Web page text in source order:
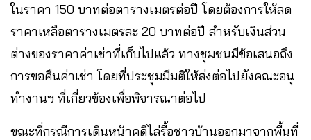
ในราคา 150 บาทต่อตารางเมตรต่อปี โดยต้องการให้ลด
ราคาเหลือตารางเมตรละ 20 บาทต่อปี สำหรับเงินส่วน
ต่างของราคาค่าเช่าที่เก็บไปแล้ว ทางชุมชนมีข้อเสนอถึง
การขอคืนค่าเช่า โดยที่ประชุมมีมติให้ส่งต่อไปยังคณะอนุ
ทำงานฯ ที่เกี่ยวข้องเพื่อพิจารณาต่อไป
ขณะที่กรณีการเดินหน้าคดีไล่รื้อชาวบ้านออกมาจากพื้นที่